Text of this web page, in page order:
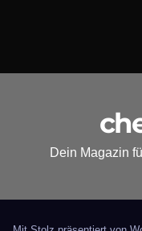
Dein Magazin